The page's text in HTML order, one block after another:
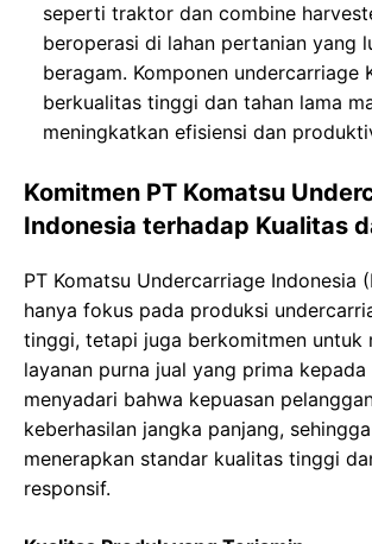
seperti traktor dan combine
beroperasi di lahan pertanian yang
beragam. Komponen undercarriage
berkualitas tinggi dan tahan lama
meningkatkan efisiensi dan
Komitmen PT Komatsu
Indonesia terhadap Kualitas
PT Komatsu Undercarriage Indonesia
hanya fokus pada produksi
tinggi, tetapi juga berkomitmen untuk
layanan purna jual yang prima kepada
menyadari bahwa kepuasan
keberhasilan jangka panjang,
menerapkan standar kualitas tinggi
responsif.